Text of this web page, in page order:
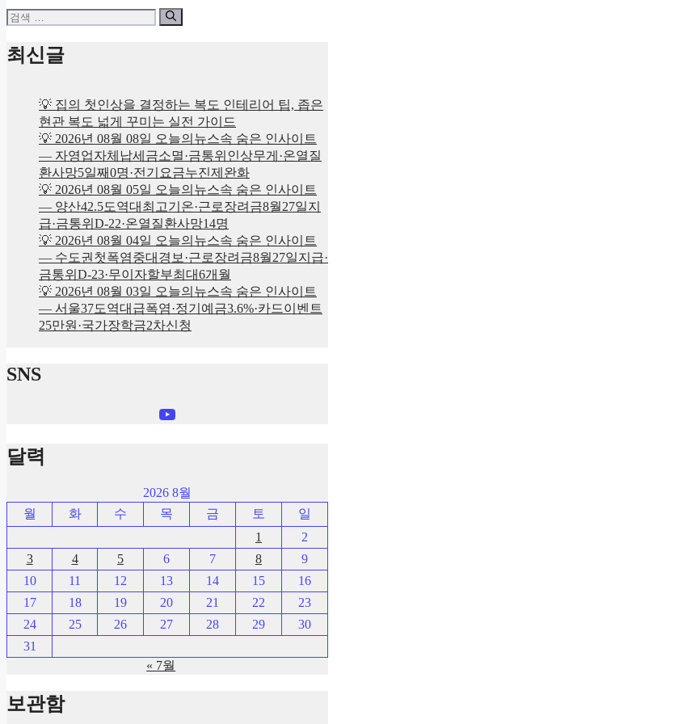
검
최신글
💡 집의 첫인상을 결정하는 복도 인테리어 팁, 좁은
현관 복도 넓게 꾸미는 실전 가이드
💡 2026년 08월 08일 오늘의뉴스속 숨은 인사이트
— 자영업자체납세금소멸·금통위인상무게·온열질
환사망5일째0명·전기요금누진제완화
💡 2026년 08월 05일 오늘의뉴스속 숨은 인사이트
— 양산42.5도역대최고기온·근로장려금8월27일지
급·금통위D-22·온열질환사망14명
💡 2026년 08월 04일 오늘의뉴스속 숨은 인사이트
— 수도권첫폭염중대경보·근로장려금8월27일지급·
금통위D-23·무이자할부최대6개월
💡 2026년 08월 03일 오늘의뉴스속 숨은 인사이트
— 서울37도역대급폭염·정기예금3.6%·카드이벤트
25만원·국가장학금2차신청
SNS
YouTube
달력
2026 8월
월
화 수 목 금 토
일
1
2
3
4 5 6 7 8
9
10
11 12 13 14 15
16
17
18 19 20 21 22
23
24
25 26 27 28 29
30
31
« 7월
보관함